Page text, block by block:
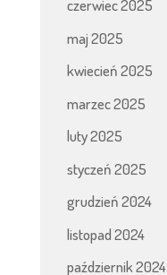
czerwiec 2025
maj 2025
kwiecień 2025
marzec 2025
luty 2025
styczeń 2025
grudzień 2024
listopad 2024
październik 2024